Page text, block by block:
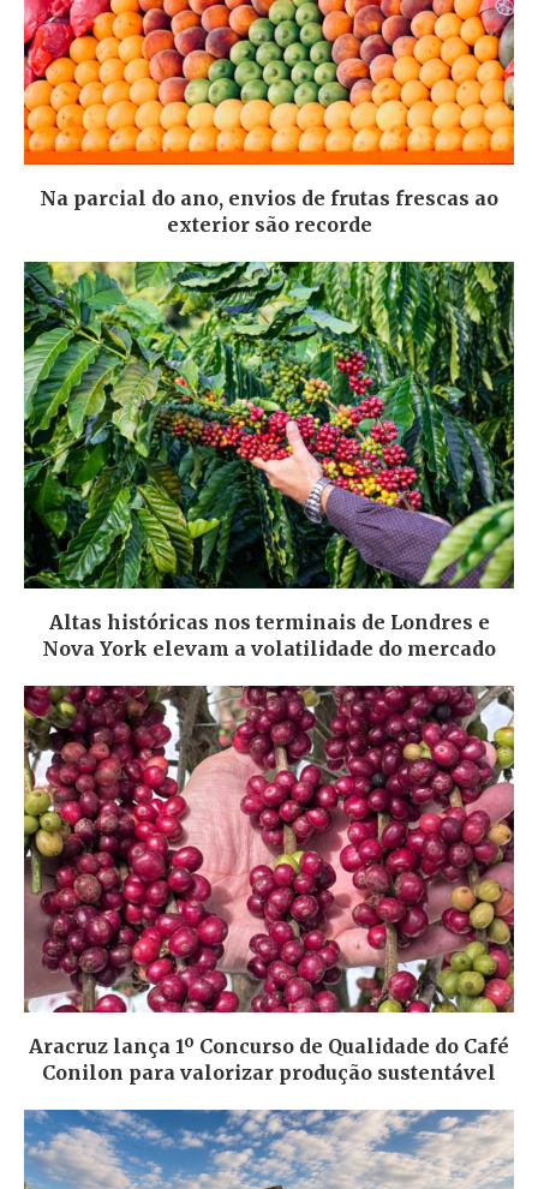
Na parcial do ano, envios de frutas frescas ao
exterior são recorde
Altas históricas nos terminais de Londres e
Nova York elevam a volatilidade do mercado
Aracruz lança 1º Concurso de Qualidade do Café
Conilon para valorizar produção sustentável